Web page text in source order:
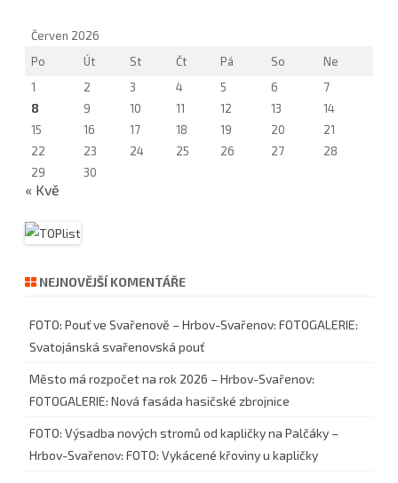
Červen 2026
Po
Út St Čt Pá So
Ne
1
2 3 4 5 6
7
8
9 10 11 12 13
14
15
16 17 18 19 20
21
22
23 24 25 26 27
28
29
30
« Kvě
NEJNOVĚJŠÍ KOMENTÁŘE
FOTO: Pouť ve Svařenově – Hrbov-Svařenov: FOTOGALERIE:
Svatojánská svařenovská pouť
Město má rozpočet na rok 2026 – Hrbov-Svařenov:
FOTOGALERIE: Nová fasáda hasičské zbrojnice
FOTO: Výsadba nových stromů od kapličky na Palčáky –
Hrbov-Svařenov: FOTO: Vykácené křoviny u kapličky